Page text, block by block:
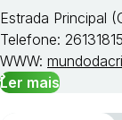
Estrada Principal
Telefone:
WWW:
Ler mais